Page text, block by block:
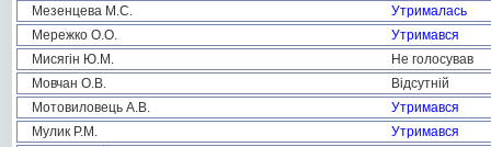
Мезенцева М.С.
Утрималась
Мережко О.О.
Утримався
Мисягін Ю.М.
Не голосував
Мовчан О.В.
Відсутній
Мотовиловець А.В.
Утримався
Мулик Р.М.
Утримався